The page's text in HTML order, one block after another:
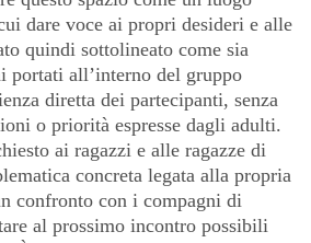
dare voce ai propri desideri e alle
quindi sottolineato come sia
portati all’interno del gruppo
diretta dei partecipanti, senza
o priorità espresse dagli adulti.
ai ragazzi e alle ragazze di
concreta legata alla propria
confronto con i compagni di
al prossimo incontro possibili